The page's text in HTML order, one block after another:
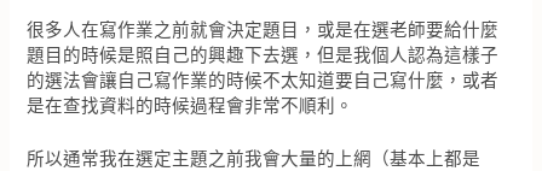
很多人在寫作業之前就會決定題目，或是在選老師要給什麼
題目的時候是照自己的興趣下去選，但是我個人認為這樣子
的選法會讓自己寫作業的時候不太知道要自己寫什麼，或者
是在查找資料的時候過程會非常不順利。
所以通常我在選定主題之前我會大量的上網（基本上都是